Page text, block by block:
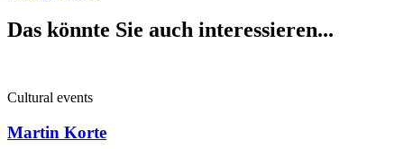
Das könnte Sie auch interessieren...
Cultural events
Martin Korte